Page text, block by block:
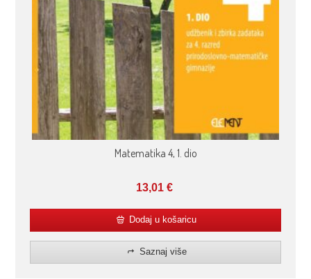
Matematika 4, 1. dio
13,01 €
Dodaj u košaricu
Saznaj više